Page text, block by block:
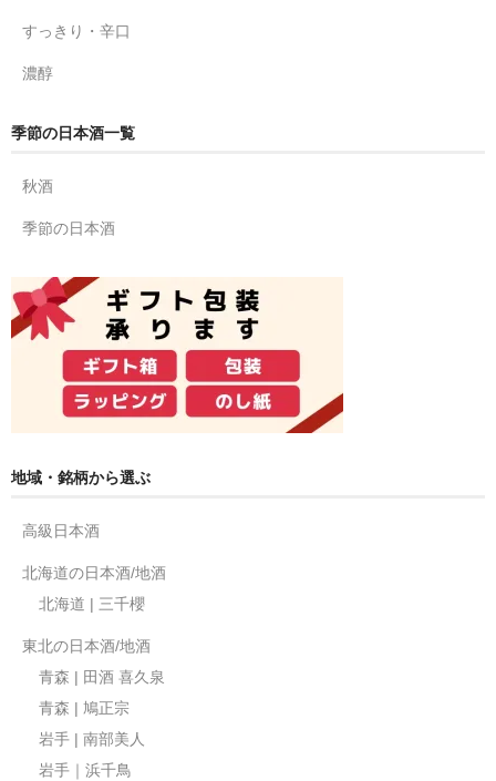
すっきり・辛口
濃醇
季節の日本酒一覧
秋酒
季節の日本酒
地域・銘柄から選ぶ
高級日本酒
北海道の日本酒/地酒
北海道 | 三千櫻
東北の日本酒/地酒
青森 | 田酒 喜久泉
青森 | 鳩正宗
岩手 | 南部美人
岩手｜浜千鳥